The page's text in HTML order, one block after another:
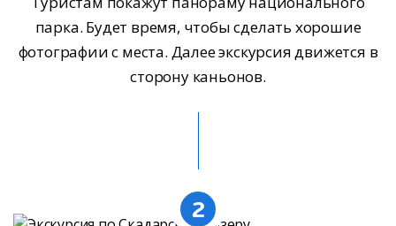
парка. Будет время, чтобы сделать хорошие
фотографии с места. Далее экскурсия движется в
сторону каньонов.
2